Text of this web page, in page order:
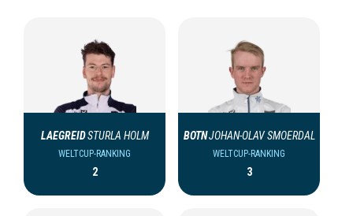
LAEGREIDSTURLA HOLM
WELTCUP-RANKING
2
BOTNJOHAN-OLAV SMOERDAL
WELTCUP-RANKING
3